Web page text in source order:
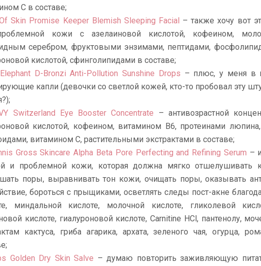
С в составе;
Skin Promise Keeper Blemish Sleeping Facial – также хочу вот
кожи с азелаиновой кислотой, кофеином,
серебром, фруктовыми энзимами, пептидами,
кислотой, сфинголипидами в составе;
D-Bronzi Anti-Pollution Sunshine Drops – плюс, у меня в
капли (девочки со светлой кожей, кто-то пробовал эту
Switzerland Eye Booster Concentrate – антивозрастной
кислотой, кофеином, витамином В6, протеинами
витамином С, растительными экстрактами в составе;
Gross Skincare Alpha Beta Pore Perfecting and Refining Serum –
и проблемной кожи, которая должна мягко отшелушивать
поры, выравнивать тон кожи, очищать поры, оказывать
бороться с прыщиками, осветлять следы пост-акне
миндальной кислоте, молочной кислоте, гликолевой
кислоте, гиалуроновой кислоте, Carnitine HCl, пантенолу,
кактуса, гриба агарика, архата, зеленого чая, огурца,
Golden Dry Skin Salve – думаю повторить заживляющую